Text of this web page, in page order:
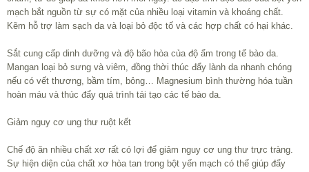
mạch bắt nguồn từ sự có mặt của nhiều loại vitamin và khoáng chất.
Kẽm hỗ trợ làm sạch da và loại bỏ độc tố và các hợp chất có hại khác.
Sắt cung cấp dinh dưỡng và độ bão hòa của độ ẩm trong tế bào da.
Mangan loại bỏ sưng và viêm, đồng thời thúc đẩy lành da nhanh chóng
nếu có vết thương, bầm tím, bỏng… Magnesium bình thường hóa tuần
hoàn máu và thúc đẩy quá trình tái tạo các tế bào da.
Giảm nguy cơ ung thư ruột kết
Chế độ ăn nhiều chất xơ rất có lợi để giảm nguy cơ ung thư trực tràng.
Sự hiện diện của chất xơ hòa tan trong bột yến mạch có thể giúp đẩy